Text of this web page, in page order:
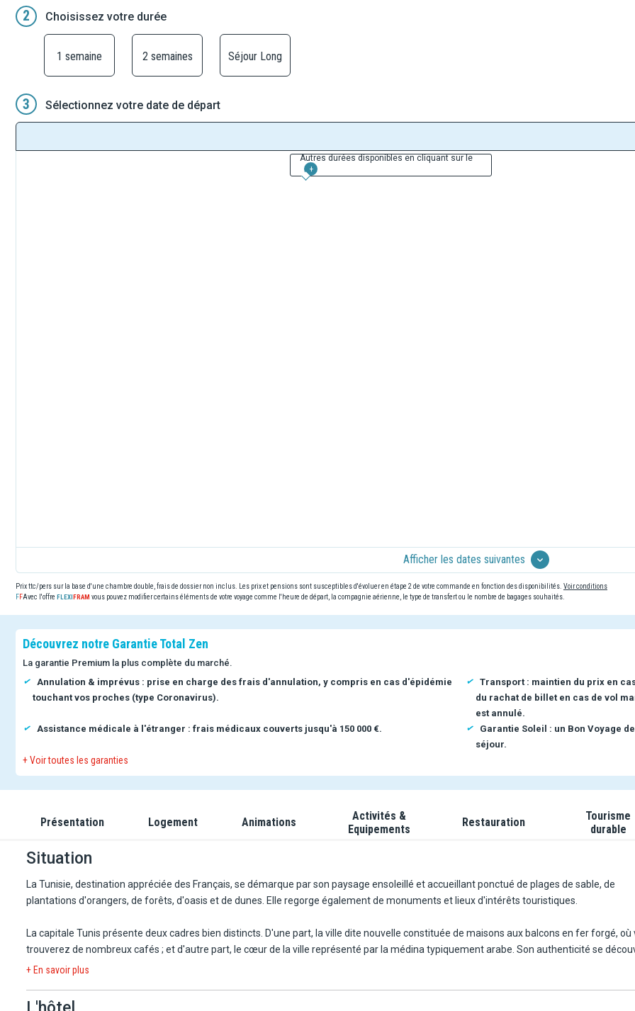
2 Choisissez votre durée
1 semaine 2 semaines Séjour Long
3 Sélectionnez votre date de départ
Autres durées disponibles en cliquant sur le
+
Afficher les dates suivantes
Prix ttc/pers sur la base d'une chambre double, frais de dossier non inclus. Les prix et pensions sont susceptibles d'évoluer en étape 2 de votre commande en fonction des disponibilités. Voir conditions
Avec l'offre
vous pouvez modifier certains éléments de votre voyage comme l'heure de départ, la compagnie aérienne, le type de transfert ou le nombre de bagages souhaités.
Découvrez notre Garantie Total Zen
La garantie Premium la plus complète du marché.
Annulation & imprévus : prise en charge des frais d'annulation, y compris en cas d'épidémie
touchant vos proches (type Coronavirus).
Transport : maintien du prix en
du rachat de billet en cas de vol
est annulé.
Assistance médicale à l'étranger : frais médicaux couverts jusqu'à 150 000 €.
Garantie Soleil : un Bon Voyage
séjour.
+ Voir toutes les garanties
Présentation Logement Animations
Activités &
Equipements
Restauration
Tourisme
durable
Situation
La Tunisie, destination appréciée des Français, se démarque par son paysage ensoleillé et accueillant ponctué de plages de sable, de
plantations d'orangers, de forêts, d'oasis et de dunes. Elle regorge également de monuments et lieux d'intérêts touristiques.
La capitale Tunis présente deux cadres bien distincts. D'une part, la ville dite nouvelle constituée de maisons aux balcons en fer forgé, où
trouverez de nombreux cafés ; et d'autre part, le cœur de la ville représenté par la médina typiquement arabe. Son authenticité se
au détour de ses ruelles. Les ruines de la somptueuse Carthage méritent le détour, au même titre que le musée du Bardo et sa riche
+ En savoir plus